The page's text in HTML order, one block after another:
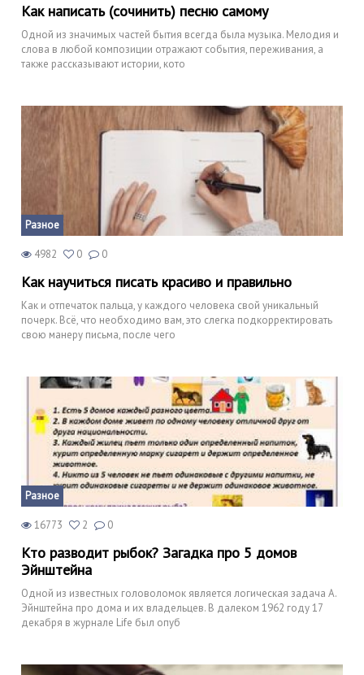
Как написать (сочинить) песню самому
Одной из значимых частей бытия всегда была музыка. Мелодия и
слова в любой композиции отражают события, переживания, а
также рассказывают истории, кото
Разное
4982 0 0
Как научиться писать красиво и правильно
Как и отпечаток пальца, у каждого человека свой уникальный
почерк. Всё, что необходимо вам, это слегка подкорректировать
свою манеру письма, после чего
Разное
16773 2 0
Кто разводит рыбок? Загадка про 5 домов
Эйнштейна
Одной из известных головоломок является логическая задача А.
Эйнштейна про дома и их владельцев. В далеком 1962 году 17
декабря в журнале Life был опуб